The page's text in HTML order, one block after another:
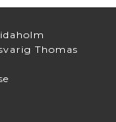
Thomas